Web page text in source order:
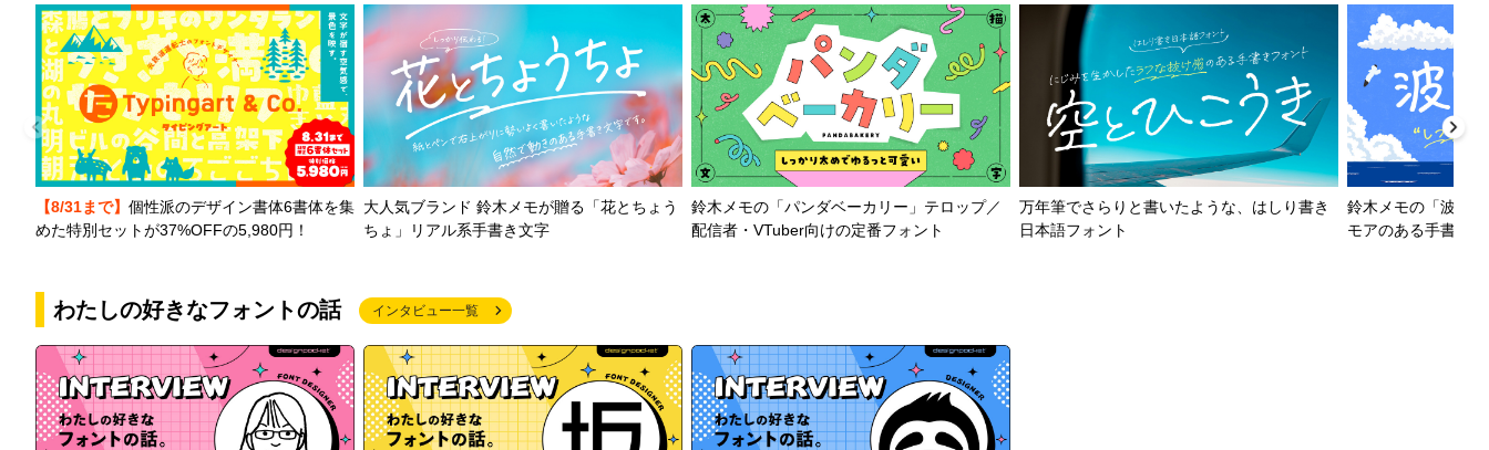
【8/31まで】 個性派のデザイン書体6書体を集
めた特別セットが37%OFFの5,980円！
大人気ブランド 鈴木メモが贈る「花とちょう
ちょ」リアル系手書き文字
鈴木メモの「パンダベーカリー」テロップ／
配信者・VTuber向けの定番フォント
万年筆でさらりと書いたような、はしり書き
日本語フォント
鈴木メモの「波と
モアのある手書き
わたしの好きなフォントの話 インタビュー一覧